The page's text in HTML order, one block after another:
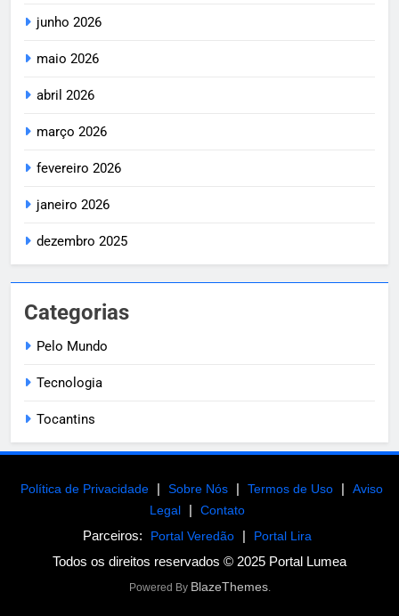
junho 2026
maio 2026
abril 2026
março 2026
fevereiro 2026
janeiro 2026
dezembro 2025
Categorias
Pelo Mundo
Tecnologia
Tocantins
Política de Privacidade | Sobre Nós | Termos de Uso |
Aviso
Legal
| Contato
Parceiros: Portal Veredão | Portal Lira
Todos os direitos reservados © 2025 Portal Lumea
Powered By BlazeThemes.